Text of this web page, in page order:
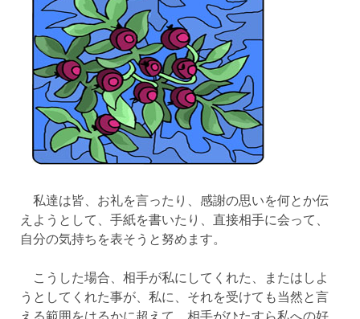
私達は皆、お礼を言ったり、感謝の思いを何とか伝
えようとして、手紙を書いたり、直接相手に会って、
自分の気持ちを表そうと努めます。
こうした場合、相手が私にしてくれた、またはしよ
うとしてくれた事が、私に、それを受けても当然と言
える範囲をはるかに超えて、相手がひたすら私への好